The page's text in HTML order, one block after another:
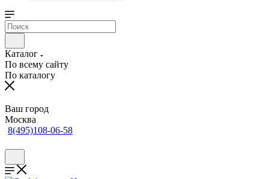
Каталог
По всему сайту
По каталогу
Ваш город
Москва
8(495)108-06-58